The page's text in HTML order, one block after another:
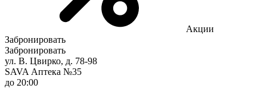
Акции
Забронировать
Забронировать
ул. В. Цвирко, д. 78-98
SAVA Аптека №35
до 20:00